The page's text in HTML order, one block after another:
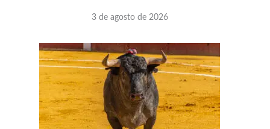
3 de agosto de 2026